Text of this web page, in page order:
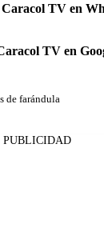
Caracol TV en
TV en
de farándula
PUBLICIDAD